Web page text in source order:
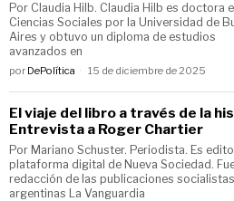
Por Claudia Hilb. Claudia Hilb es doctora
Ciencias Sociales por la Universidad de
Aires y obtuvo un diploma de estudios
avanzados en
por DePolítica 15 de diciembre de 2025
El viaje del libro a través de la
Entrevista a Roger Chartier
Por Mariano Schuster. Periodista. Es
plataforma digital de Nueva Sociedad.
redacción de las publicaciones socialistas
argentinas La Vanguardia